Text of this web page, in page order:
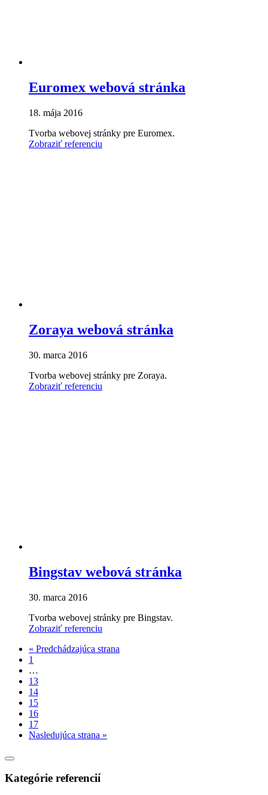
Euromex webová stránka
18. mája 2016
Tvorba webovej stránky pre Euromex.
Zobraziť referenciu
Zoraya webová stránka
30. marca 2016
Tvorba webovej stránky pre Zoraya.
Zobraziť referenciu
Bingstav webová stránka
30. marca 2016
Tvorba webovej stránky pre Bingstav.
Zobraziť referenciu
« Predchádzajúca strana
1
…
13
14
15
16
17
Nasledujúca strana »
Kategórie referencií